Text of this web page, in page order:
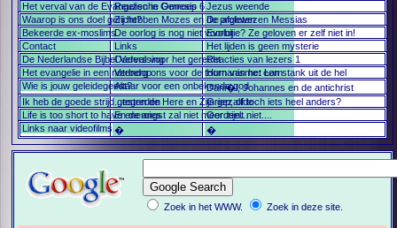
Het verval van de Evangelische Omroep
Reuzen in Genesis 6Jezus weende
Waarop is ons doel gericht?Zij hebben Mozes en de profetenDe afgewezen Messias
Bekeerde ex-moslimsDe oorlog is nog niet voorbijEvolutie? Ze geloven er zelf niet in!
Contact
Links
Het lijden is geen mysterie
De Nederlandse Bijbel VervalsingOuders voor het gerechtReacties van lezers 1
Het evangelie in een notendopVerberg ons voor de toorn van het Lam
Humanisme: een stank uit de hel
Wie is jouw geleidegeest?Altaar voor een onbekende godDani�l, Johannes en de antichrist
Ik heb de goede strijd gestreden...tegen de Here en Zijn gezalfdeGriep, of toch iets heel anders?
Life is too short to have enemiesEn de angst zal niet meer zijn...
Oordeelt niet....
Links naar videofilms � �
Zoek in het WWW. Zoek in deze site.